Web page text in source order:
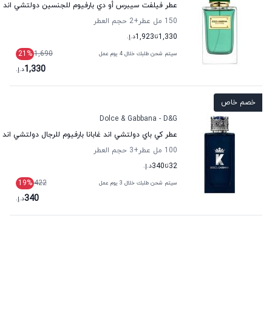
عطر فيلفت سيبرس أو دي بارفيوم للجنسين دولتشي اند
150 مل عطر
+2
حجم العطر
1,330تا1,923د.إ.
سيتم شحن طلبك خلال 4 يوم عمل 1,690
21 %
1,330د.إ.
خصم خاص
Dolce & Gabbana - D&G
عطر كي باي دولتشي اند غابانا بارفيوم للرجال دولتشي اند
100 مل عطر
+3
حجم العطر
32تا340د.إ.
سيتم شحن طلبك خلال 3 يوم عمل 422
19%
340د.إ.